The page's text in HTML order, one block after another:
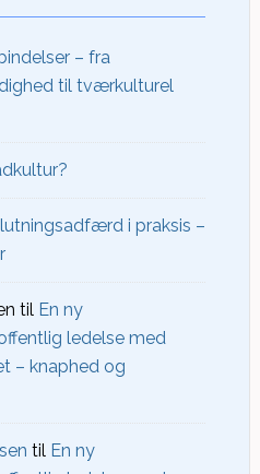
– fra
til tværkulturel
i praksis –
til En ny
ledelse med
– knaphed og
til En ny